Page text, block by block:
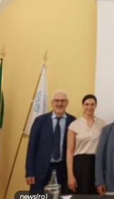
news(ro)